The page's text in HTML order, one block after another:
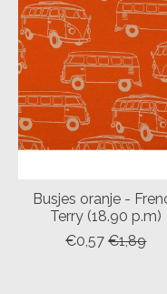
Busjes oranje -
Terry (18.90 p.m)
€0,57 €1,89